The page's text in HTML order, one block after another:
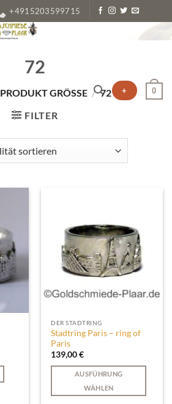
+4915203599715
+ 0
72
PRODUKT GRÖSSE / 72
FILTER
DER STADTRING
Stadtring Paris – ring of
Paris
139,00€
AUSFÜHRUNG
WÄHLEN